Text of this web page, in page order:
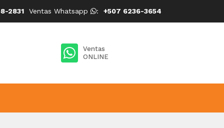
2831 Ventas Whatsapp : +507 6236-3654
Ventas
ONLINE